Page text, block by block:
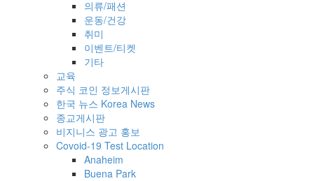
의류/패션
운동/건강
취미
이벤트/티켓
기타
교육
주식 코인 정보게시판
한국 뉴스 Korea News
종교게시판
비지니스 광고 홍보
Covoid-19 Test Location
Anaheim
Buena Park